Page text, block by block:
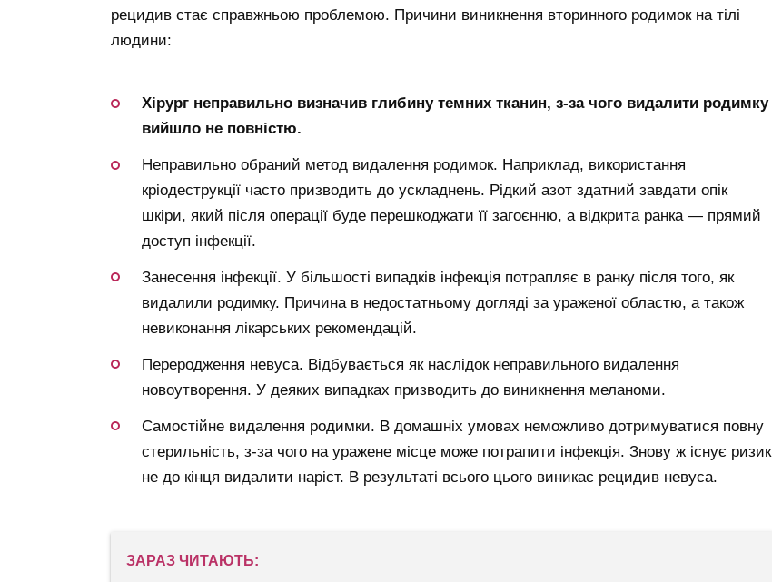
рецидив стає справжньою проблемою. Причини виникнення вторинного родимок на тілі
людини:
Хірург неправильно визначив глибину темних тканин, з-за чого видалити родимку
вийшло не повністю.
Неправильно обраний метод видалення родимок. Наприклад, використання
кріодеструкції часто призводить до ускладнень. Рідкий азот здатний завдати опік
шкіри, який після операції буде перешкоджати її загоєнню, а відкрита ранка — прямий
доступ інфекції.
Занесення інфекції. У більшості випадків інфекція потрапляє в ранку після того, як
видалили родимку. Причина в недостатньому догляді за ураженої областю, а також
невиконання лікарських рекомендацій.
Переродження невуса. Відбувається як наслідок неправильного видалення
новоутворення. У деяких випадках призводить до виникнення меланоми.
Самостійне видалення родимки. В домашніх умовах неможливо дотримуватися повну
стерильність, з-за чого на уражене місце може потрапити інфекція. Знову ж існує ризик
не до кінця видалити наріст. В результаті всього цього виникає рецидив невуса.
ЗАРАЗ ЧИТАЮТЬ: